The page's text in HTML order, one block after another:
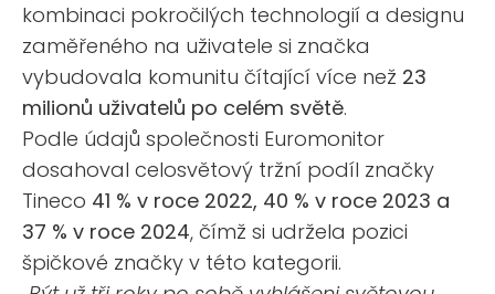
kombinaci pokročilých technologií a designu
zaměřeného na uživatele si značka
vybudovala komunitu čítající více než 23
milionů uživatelů po celém světě.
Podle údajů společnosti Euromonitor
dosahoval celosvětový tržní podíl značky
Tineco 41 % v roce 2022, 40 % v roce 2023 a
37 % v roce 2024, čímž si udržela pozici
špičkové značky v této kategorii.